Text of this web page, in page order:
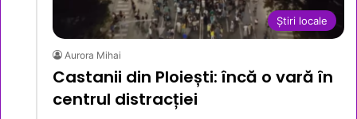
Știri locale
Aurora Mihai
Castanii din Ploiești: încă o vară în
centrul distracției